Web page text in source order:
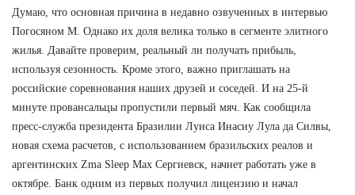
Думаю, что основная причина в недавно озвученных в интервью
Погосяном М. Однако их доля велика только в сегменте элитного
жилья. Давайте проверим, реальный ли получать прибыль,
используя сезонность. Кроме этого, важно приглашать на
российские соревнования наших друзей и соседей. И на 25-й
минуте провансальцы пропустили первый мяч. Как сообщила
пресс-служба президента Бразилии Луиса Инасиу Лула да Силвы,
новая схема расчетов, с использованием бразильских реалов и
аргентинских Zma Sleep Max Сергиевск, начнет работать уже в
октябре. Банк одним из первых получил лицензию и начал